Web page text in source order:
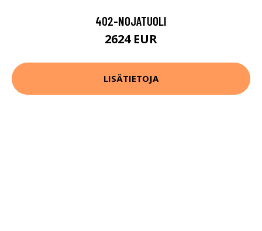
402-NOJATUOLI
2624 EUR
LISÄTIETOJA